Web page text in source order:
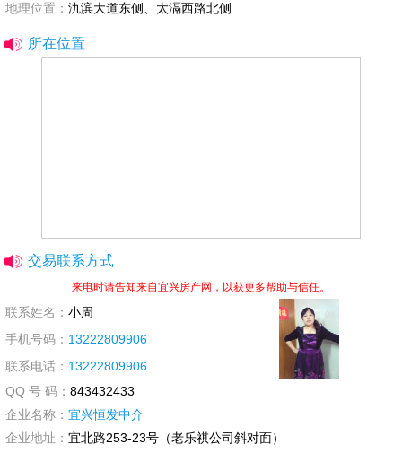
地理位置： 氿滨大道东侧、太滆西路北侧
所在位置
交易联系方式
来电时请告知来自宜兴房产网，以获更多帮助与信任。
联系姓名： 小周
手机号码： 13222809906
联系电话： 13222809906
QQ 号 码： 843432433
企业名称： 宜兴恒发中介
企业地址： 宜北路253-23号（老乐祺公司斜对面）